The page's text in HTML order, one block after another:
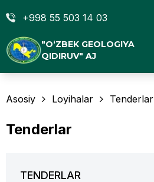
+998 55 503 14 03
"O‘ZBEK GEOLOGIYA
QIDIRUV" AJ
Asosiy Loyihalar Tenderlar
Tenderlar
TENDERLAR